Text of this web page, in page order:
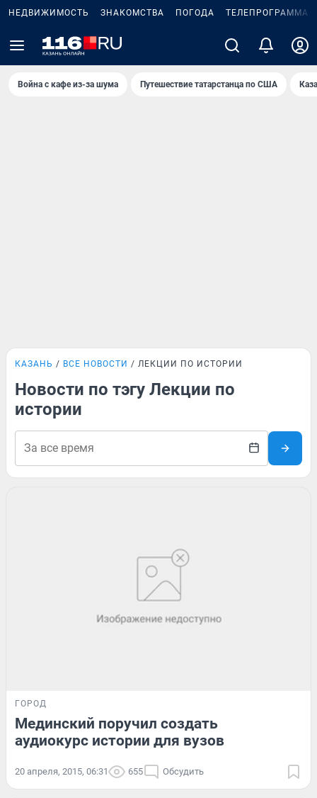
НЕДВИЖИМОСТЬ ЗНАКОМСТВА ПОГОДА ТЕЛЕПРОГРАММА
Война с кафе из-за шума Путешествие татарстанца по США
КАЗАНЬ ВСЕ НОВОСТИ ЛЕКЦИИ ПО ИСТОРИИ
Новости по тэгу Лекции по
истории
ГОРОД
Мединский поручил создать
аудиокурс истории для вузов
20 апреля, 2015, 06:31 655 Обсудить